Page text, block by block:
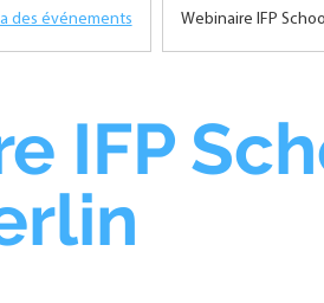
des événements Webinaire IFP
IFP